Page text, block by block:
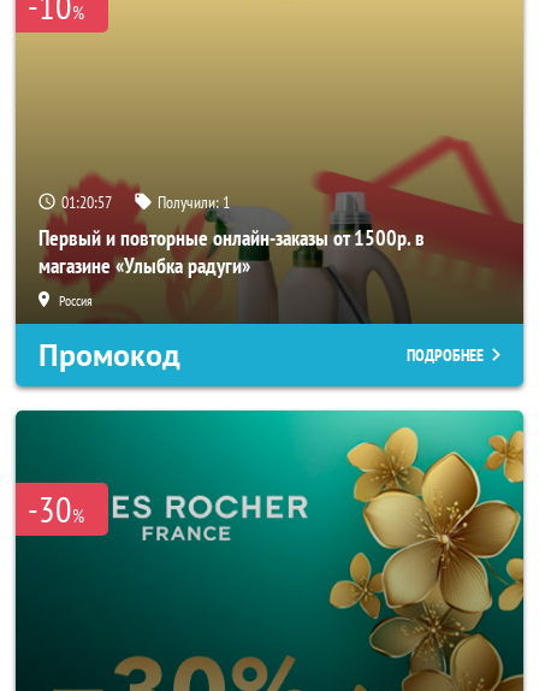
%
01:20:56 Получили:1
Первый и повторные онлайн-заказы от 1500р. в
магазине «Улыбка радуги»
Россия
Промокод ПОДРОБНЕЕ
-30%